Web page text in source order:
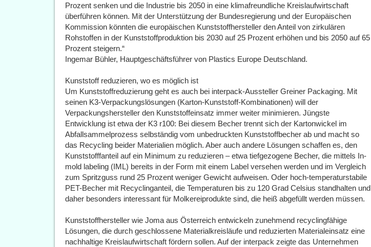
Prozent senken und die Industrie bis 2050 in eine klimafreundliche Kreislaufwirtschaft
überführen können. Mit der Unterstützung der Bundesregierung und der Europäischen
Kommission könnten die europäischen Kunststoffhersteller den Anteil von zirkulären
Rohstoffen in der Kunststoffproduktion bis 2030 auf 25 Prozent erhöhen und bis 2050 auf 65
Prozent steigern.“
Ingemar Bühler, Hauptgeschäftsführer von Plastics Europe Deutschland.
Kunststoff reduzieren, wo es möglich ist
Um Kunststoffreduzierung geht es auch bei interpack-Aussteller Greiner Packaging. Mit
seinen K3-Verpackungslösungen (Karton-Kunststoff-Kombinationen) will der
Verpackungshersteller den Kunststoffeinsatz immer weiter minimieren. Jüngste
Entwicklung ist etwa der K3 r100: Bei diesem Becher trennt sich der Kartonwickel im
Abfallsammelprozess selbständig vom unbedruckten Kunststoffbecher ab und macht so
das Recycling beider Materialien möglich. Aber auch andere Lösungen schaffen es, den
Kunststofffanteil auf ein Minimum zu reduzieren – etwa tiefgezogene Becher, die mittels In-
mold labeling (IML) bereits in der Form mit einem Label versehen werden und im Vergleich
zum Spritzguss rund 25 Prozent weniger Gewicht aufweisen. Oder hoch-temperaturstabile
PET-Becher mit Recyclinganteil, die Temperaturen bis zu 120 Grad Celsius standhalten und
daher besonders interessant für Molkereiprodukte sind, die heiß abgefüllt werden müssen.
Kunststoffhersteller wie Joma aus Österreich entwickeln zunehmend recyclingfähige
Lösungen, die durch geschlossene Materialkreisläufe und reduzierten Materialeinsatz eine
nachhaltige Kreislaufwirtschaft fördern sollen. Auf der interpack zeigte das Unternehmen